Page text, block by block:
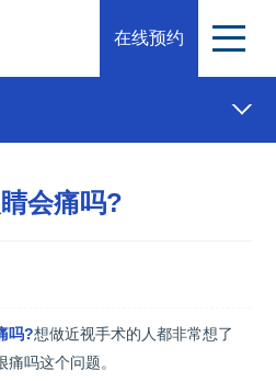
在线预约
会痛吗?
吗?想做近视手术的人都非常想了
痛吗这个问题。